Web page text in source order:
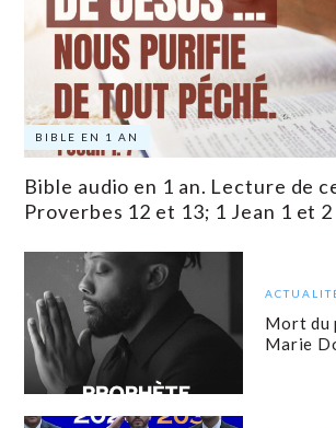
BIBLE EN 1 AN
Bible audio en 1 an. Lecture de
Proverbes 12 et 13; 1 Jean 1 et 2
Mort du
Marie